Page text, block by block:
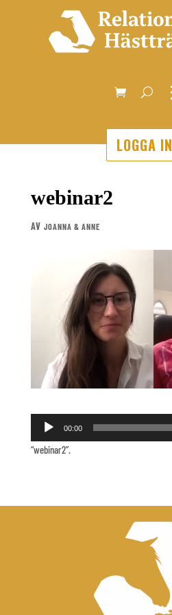
LOGGA IN
webinar2
AV JOANNA & ANNE
Ljudspelare
00:00
“webinar2”.